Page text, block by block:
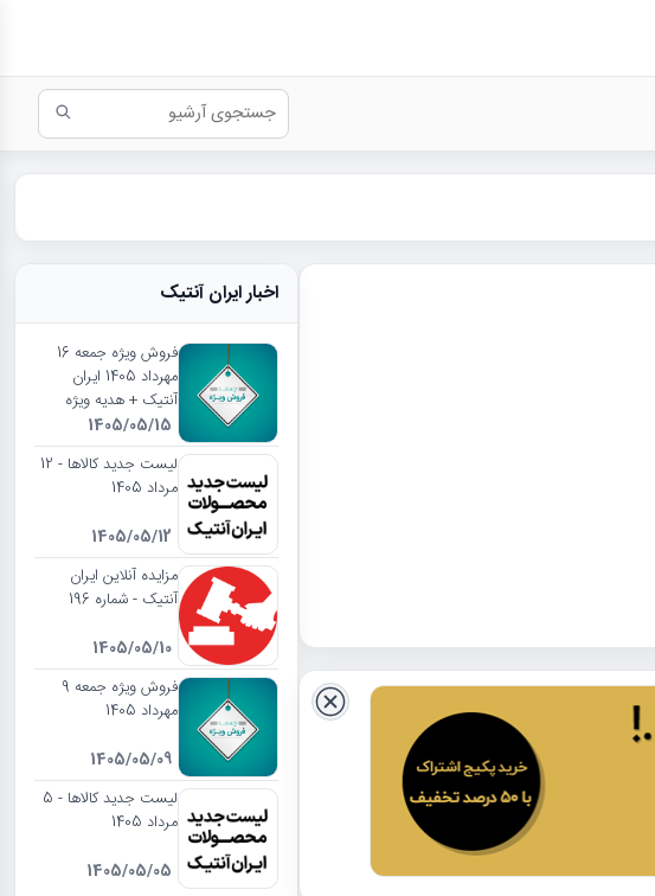
اخبار ایران آنتیک
فروش ویژه جمعه 16
مهرداد 1405 ایران
آنتیک + هدیه ویژه
1405/05/15
لیست جدید کالاها - 12
مرداد 1405
1405/05/12
مزایده آنلاین ایران
آنتیک - شماره 196
1405/05/10
فروش ویژه جمعه 9
مهرداد 1405
1405/05/09
لیست جدید کالاها - 5
مرداد 1405
1405/05/05